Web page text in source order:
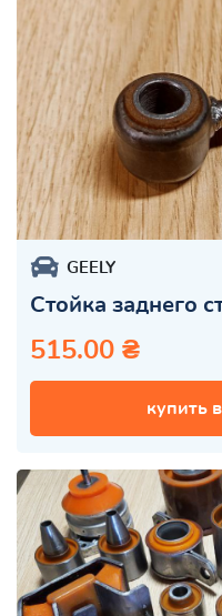
GEELY
Стойка заднего
515.00 ₴
купить